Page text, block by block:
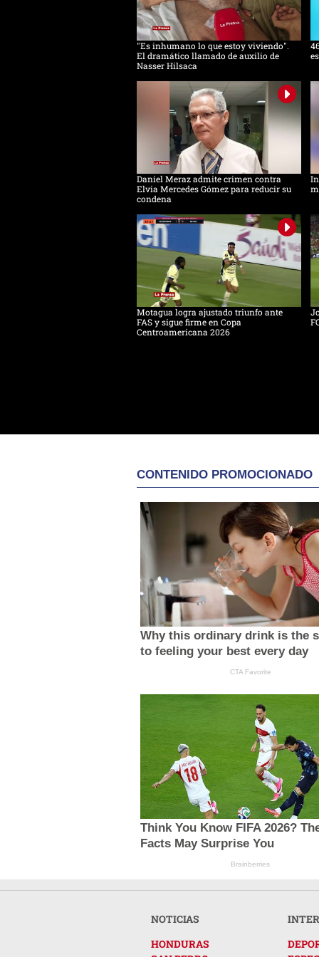
"Es inhumano lo que estoy viviendo".
El dramático llamado de auxilio de
Nasser Hilsaca
Daniel Meraz admite crimen contra
Elvia Mercedes Gómez para reducir su
condena
Motagua logra ajustado triunfo ante
FAS y sigue firme en Copa
Centroamericana 2026
CONTENIDO PROMOCIONADO
Why this ordinary drink is the
to feeling your best every day
CTA Favorite
Think You Know FIFA 2026?
Facts May Surprise You
Brainberries
NOTICIAS
HONDURAS